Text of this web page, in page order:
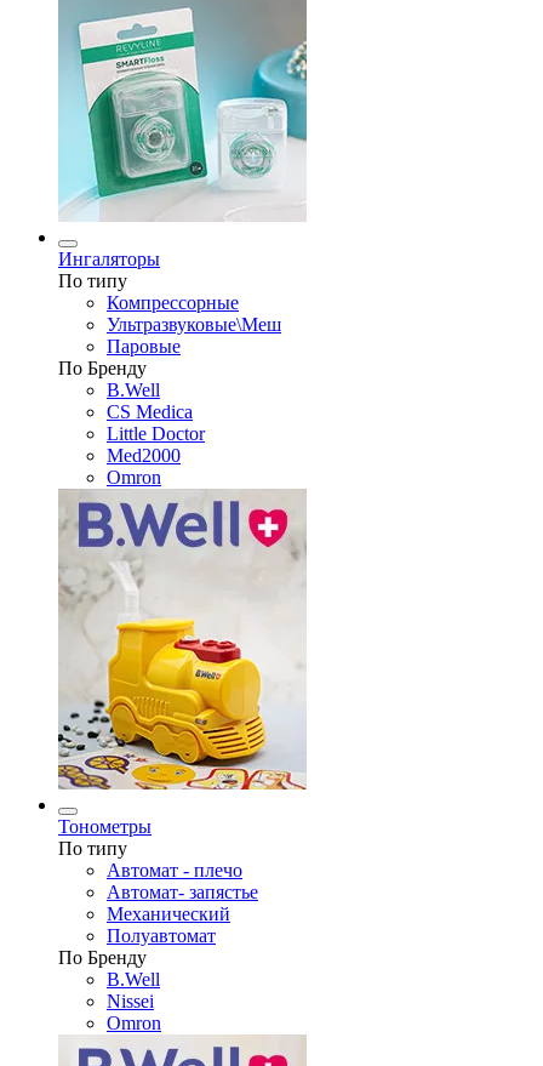
Ингаляторы
По типу
Компрессорные
Ультразвуковые\Меш
Паровые
По Бренду
B.Well
CS Medica
Little Doctor
Med2000
Omron
Тонометры
По типу
Автомат - плечо
Автомат- запястье
Механический
Полуавтомат
По Бренду
B.Well
Nissei
Omron